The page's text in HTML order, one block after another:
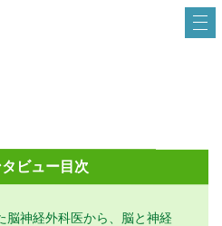
ビュー目次
脳神経外科医から、脳と神経